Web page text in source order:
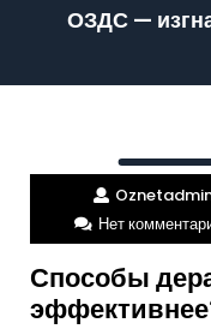
ОЗДС —
Нет
Способы